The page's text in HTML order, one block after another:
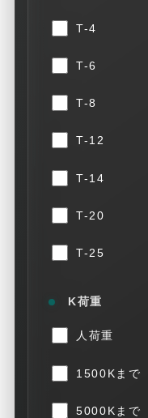
T-4
T-6
T-8
T-12
T-14
T-20
T-25
K荷重
人荷重
1500Kまで
5000Kまで